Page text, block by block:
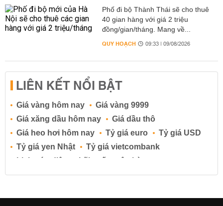
Phố đi bộ Thành Thái sẽ cho thuê
40 gian hàng với giá 2 triệu
đồng/gian/tháng. Mang về...
QUY HOẠCH 09:33 | 09/08/2026
LIÊN KẾT NỔI BẬT
Giá vàng hôm nay
Giá vàng 9999
Giá xăng dầu hôm nay
Giá dầu thô
Giá heo hơi hôm nay
Tỷ giá euro
Tỷ giá USD
Tỷ giá yen Nhật
Tỷ giá vietcombank
Lịch cúp điện
Lãi suất ngân hàng
Lãi suất tiết kiệm
Lãi suất tiền gửi